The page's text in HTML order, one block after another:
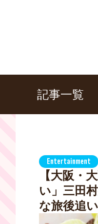
記事一覧
Entertainment
【大阪・
い」三田
な旅後追